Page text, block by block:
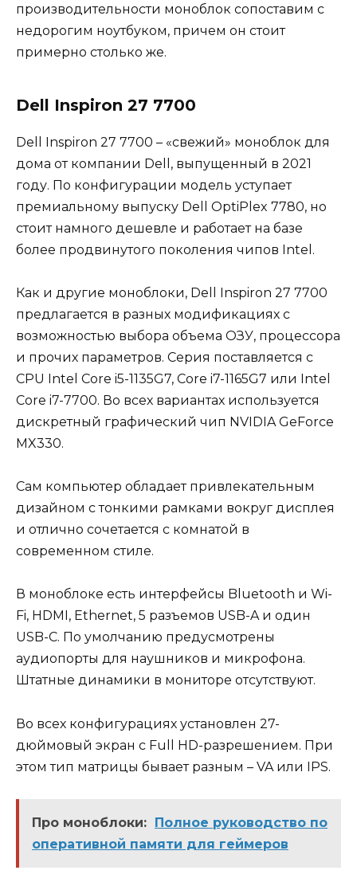
производительности моноблок сопоставим с
недорогим ноутбуком, причем он стоит
примерно столько же.
Dell Inspiron 27 7700
Dell Inspiron 27 7700 – «свежий» моноблок для
дома от компании Dell, выпущенный в 2021
году. По конфигурации модель уступает
премиальному выпуску Dell OptiPlex 7780, но
стоит намного дешевле и работает на базе
более продвинутого поколения чипов Intel.
Как и другие моноблоки, Dell Inspiron 27 7700
предлагается в разных модификациях с
возможностью выбора объема ОЗУ, процессора
и прочих параметров. Серия поставляется с
CPU Intel Core i5-1135G7, Core i7-1165G7 или Intel
Core i7-7700. Во всех вариантах используется
дискретный графический чип NVIDIA GeForce
MX330.
Сам компьютер обладает привлекательным
дизайном с тонкими рамками вокруг дисплея
и отлично сочетается с комнатой в
современном стиле.
В моноблоке есть интерфейсы Bluetooth и Wi-
Fi, HDMI, Ethernet, 5 разъемов USB-A и один
USB-C. По умолчанию предусмотрены
аудиопорты для наушников и микрофона.
Штатные динамики в мониторе отсутствуют.
Во всех конфигурациях установлен 27-
дюймовый экран с Full HD-разрешением. При
этом тип матрицы бывает разным – VA или IPS.
Про моноблоки: Полное руководство по
оперативной памяти для геймеров